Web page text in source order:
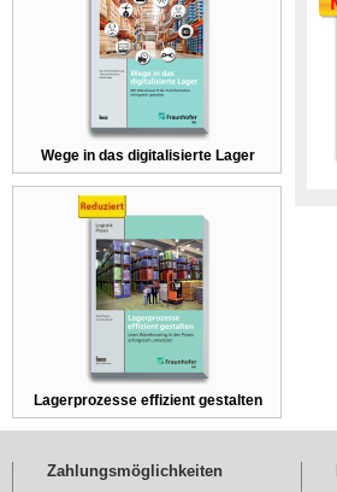
Wege in das digitalisierte Lager
Lagerprozesse effizient gestalten
Zahlungsmöglichkeiten